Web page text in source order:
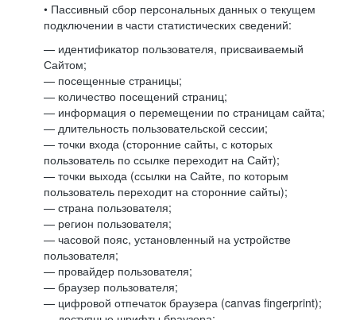
• Пассивный сбор персональных данных о текущем
подключении в части статистических сведений:
— идентификатор пользователя, присваиваемый
Сайтом;
— посещенные страницы;
— количество посещений страниц;
— информация о перемещении по страницам сайта;
— длительность пользовательской сессии;
— точки входа (сторонние сайты, с которых
пользователь по ссылке переходит на Сайт);
— точки выхода (ссылки на Сайте, по которым
пользователь переходит на сторонние сайты);
— страна пользователя;
— регион пользователя;
— часовой пояс, установленный на устройстве
пользователя;
— провайдер пользователя;
— браузер пользователя;
— цифровой отпечаток браузера (canvas fingerprint);